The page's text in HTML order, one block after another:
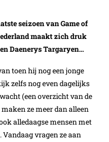
seizoen van Game of
maakt zich druk
Daenerys Targaryen…
toen hij nog een jonge
zelfs nog even dagelijks
(een overzicht van de
ze meer dan alleen
alledaagse mensen met
vragen ze aan